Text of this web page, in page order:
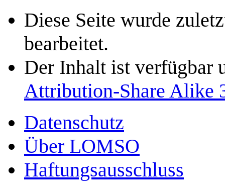
Diese Seite wurde
bearbeitet.
Der Inhalt ist verfügbar
Attribution-Share Alike
Datenschutz
Über LOMSO
Haftungsausschluss